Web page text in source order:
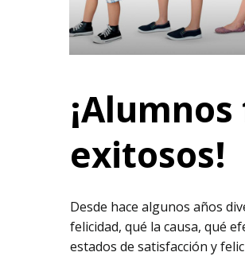
exitosos!
Desde hace algunos años
felicidad, qué la causa, qué
estados de satisfacción y